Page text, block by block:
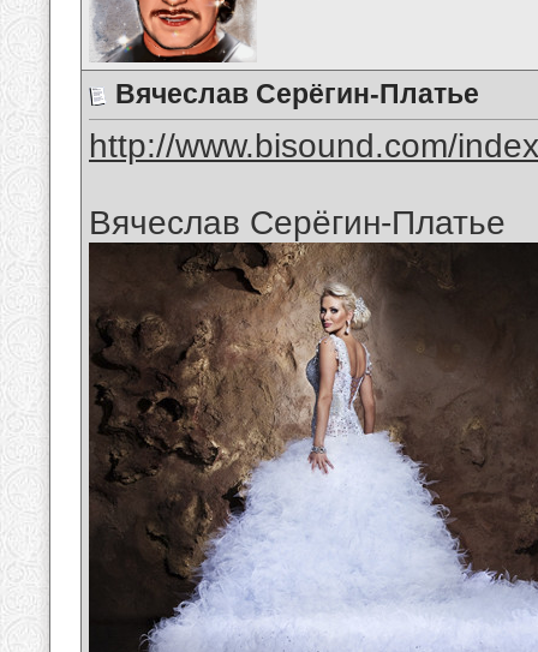
Вячеслав Серёгин-Платье
http://www.bisound.com/
Вячеслав Серёгин-Платье